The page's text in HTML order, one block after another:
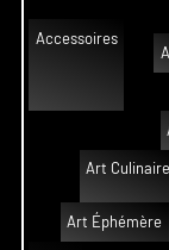
Accessoires
Art Culinaire
Art Éphémère